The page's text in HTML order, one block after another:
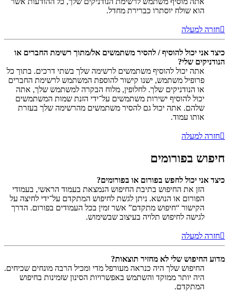
הוא שולח יוסתרו כברירת מחדל.
חזרה למעלה
כיצד אני יכול להוסיף / להסיר משתמשים אל/מתוך רשימת החברים או
הנודניקים שלי?
אתה יכול להוסיף משתמשים לרשימה שלך בשתי דרכים. בתוך כל
פרופיל משתמש, ישנו קישור להוספת המשתמש לרשימת החברים
או הנודניקים שלך. לחלופין, מלוח הבקרה למשתמש שלך, אתה
יכול להוסיף ישירות משתמשים על־ידי הזנת שמות המשתמשים
שלהם. אתה יכול גם להסיר משתמשים מהרשימה שלך בעזרת
אותו עמוד.
חזרה למעלה
חיפוש בפורומים
כיצד אני יכול לחפש בפורום או בפורומים?
הזן את החיפוש בתיבת החיפוש הנמצאת בעמוד הראשי, בעמודי
הפורום או הנושא. ניתן לגשת לחיפוש המתקדם על־ידי לחיצה על
הקישור “חיפוש מתקדם” אשר זמין בכל העמודים בפורום. הדרך
לגישה לחיפוש תלויה בעיצוב שבשימוש.
חזרה למעלה
מדוע החיפוש שלי לא מחזיר תוצאות?
החיפוש שלך היה כנראה מעורפל מדי ומכיל הרבה מונחים שכיחים.
היה יותר ממוקד והשתמש באפשרויות הסינון שזמינות בחיפוש
המתקדם.